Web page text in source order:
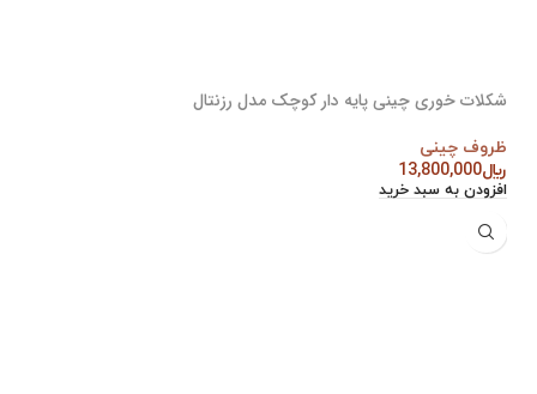
شکلات خوری چینی پایه دار کوچک مدل رزنتال
ظروف چینی
﷼13,800,000
افزودن به سبد خرید